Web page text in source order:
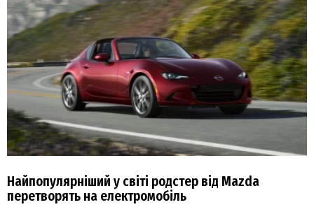
Найпопулярніший у світі родстер від Mazda
перетворять на електромобіль